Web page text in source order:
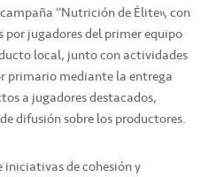
“Nutrición de Élite”, con
jugadores del primer equipo
local, junto con actividades
primario mediante la entrega
a jugadores destacados,
difusión sobre los productores.
de cohesión y